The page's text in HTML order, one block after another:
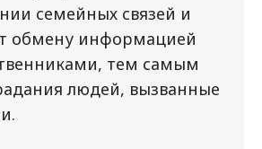
семейных связей и
обмену информацией
тем самым
людей, вызванные